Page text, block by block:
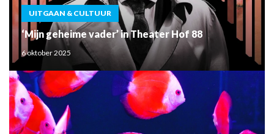
UITGAAN & CULTUUR
‘Mijn geheime vader’ in Theater Hof 88
6 oktober 2025